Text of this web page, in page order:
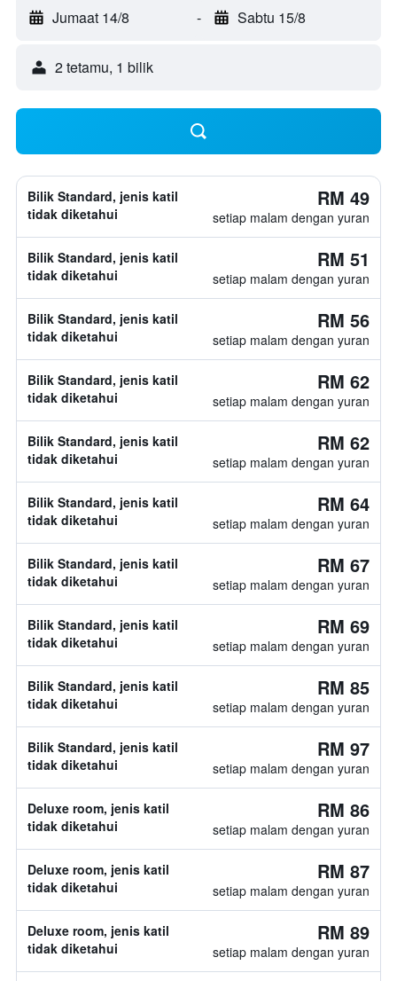
Jumaat 14/8 - Sabtu 15/8
2 tetamu, 1 bilik
Bilik Standard, jenis katil
tidak diketahui
RM 49
setiap malam dengan yuran
Bilik Standard, jenis katil
tidak diketahui
RM 51
setiap malam dengan yuran
Bilik Standard, jenis katil
tidak diketahui
RM 56
setiap malam dengan yuran
Bilik Standard, jenis katil
tidak diketahui
RM 62
setiap malam dengan yuran
Bilik Standard, jenis katil
tidak diketahui
RM 62
setiap malam dengan yuran
Bilik Standard, jenis katil
tidak diketahui
RM 64
setiap malam dengan yuran
Bilik Standard, jenis katil
tidak diketahui
RM 67
setiap malam dengan yuran
Bilik Standard, jenis katil
tidak diketahui
RM 69
setiap malam dengan yuran
Bilik Standard, jenis katil
tidak diketahui
RM 85
setiap malam dengan yuran
Bilik Standard, jenis katil
tidak diketahui
RM 97
setiap malam dengan yuran
Deluxe room, jenis katil
tidak diketahui
RM 86
setiap malam dengan yuran
Deluxe room, jenis katil
tidak diketahui
RM 87
setiap malam dengan yuran
Deluxe room, jenis katil
tidak diketahui
RM 89
setiap malam dengan yuran